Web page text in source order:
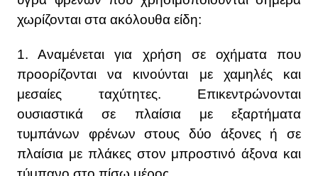
χωρίζονται στα ακόλουθα είδη:
1. Αναμένεται για χρήση σε οχήματα που
προορίζονται να κινούνται με χαμηλές και
μεσαίες ταχύτητες. Επικεντρώνονται
ουσιαστικά σε πλαίσια με εξαρτήματα
τυμπάνων φρένων στους δύο άξονες ή σε
πλαίσια με πλάκες στον μπροστινό άξονα και